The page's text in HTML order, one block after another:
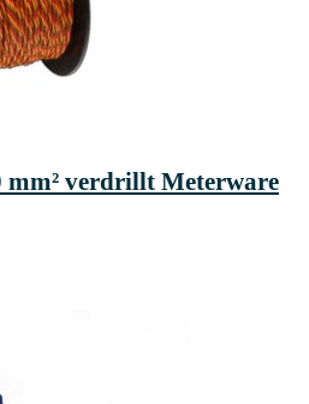
mm² verdrillt Meterware